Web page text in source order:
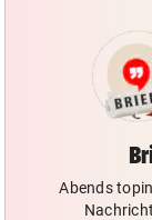
Abends